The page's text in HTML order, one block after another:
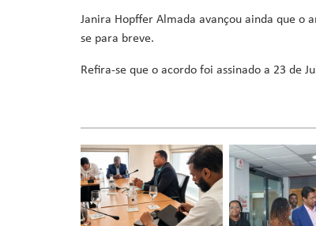
Janira Hopffer Almada avançou ainda que o
se para breve.
Refira-se que o acordo foi assinado a 23 de